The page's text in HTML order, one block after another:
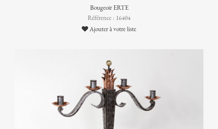
Bougeoir ERTE
Référence : 16404
Ajouter à votre liste